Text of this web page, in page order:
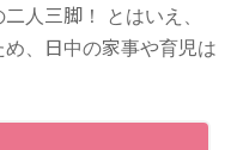
人三脚！ とはいえ、
、日中の家事や育児は